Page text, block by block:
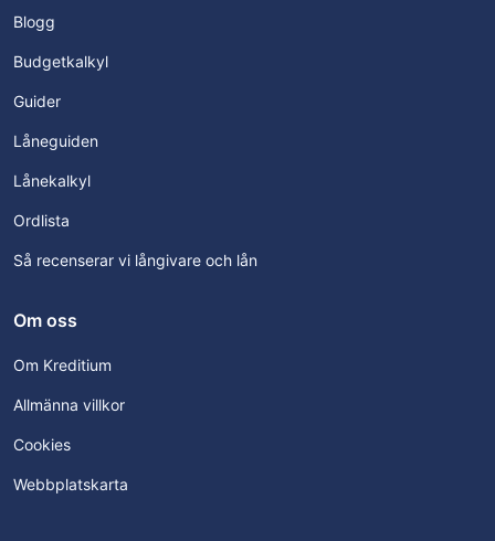
Blogg
Budgetkalkyl
Guider
Låneguiden
Lånekalkyl
Ordlista
Så recenserar vi långivare och lån
Om oss
Om Kreditium
Allmänna villkor
Cookies
Webbplatskarta